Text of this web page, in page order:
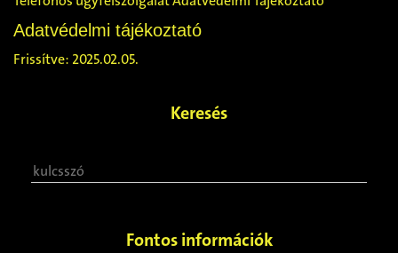
Adatvédelmi tájékoztató
Frissítve: 2025.02.05.
Keresés
Fontos információk